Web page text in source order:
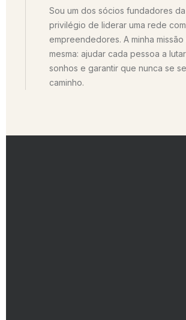
Sou um dos sócios fundadores
privilégio de liderar uma rede
empreendedores. A minha missão
mesma: ajudar cada pessoa a
sonhos e garantir que nunca se
caminho.